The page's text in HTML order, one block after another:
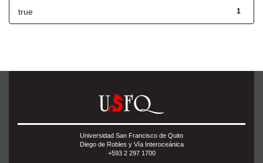
1
true
Universidad San Francisco de Quito
Diego de Robles y Vía Interoceánica
+593 2 297 1700